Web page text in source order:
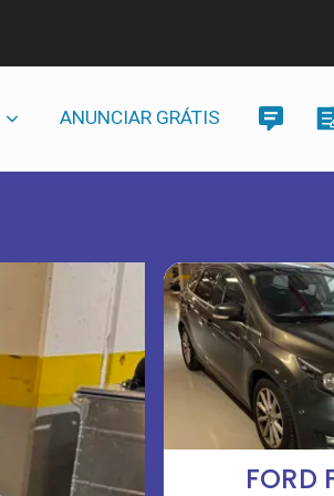
ANUNCIAR GRÁTIS
FORD